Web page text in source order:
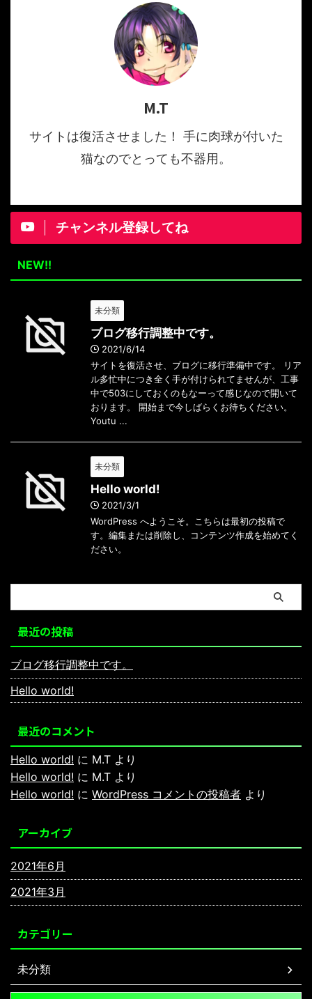
M.T
サイトは復活させました！ 手に肉球が付いた
猫なのでとっても不器用。
チャンネル登録してね
NEW!!
未分類
ブログ移行調整中です。
2021/6/14
サイトを復活させ、ブログに移行準備中です。 リア
ル多忙中につき全く手が付けられてませんが、工事
中で503にしておくのもなーって感じなので開いて
おります。 開始まで今しばらくお待ちください。
Youtu ...
未分類
Hello world!
2021/3/1
WordPress へようこそ。こちらは最初の投稿で
す。編集または削除し、コンテンツ作成を始めてく
ださい。
最近の投稿
ブログ移行調整中です。
Hello world!
最近のコメント
Hello world! に M.T より
Hello world! に M.T より
Hello world! に WordPress コメントの投稿者 より
アーカイブ
2021年6月
2021年3月
カテゴリー
未分類